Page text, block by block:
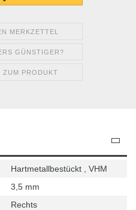
MERKZETTEL
GÜNSTIGER?
ZUM PRODUKT
Hartmetallbestückt , VHM
3,5 mm
Rechts